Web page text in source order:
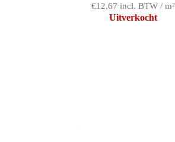
€12,67 incl. BTW / m²
Uitverkocht